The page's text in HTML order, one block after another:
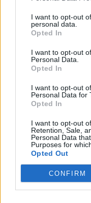
I want to opt-out
personal data.
Opted In
I want to opt-out
Personal Data.
Opted In
I want to opt-out
Personal Data for
Opted In
I want to opt-out
Retention, Sale,
Personal Data
Purposes for
Opted Out
CONFIRM
Νίκος
καμία
και
8 Αυγούστου 2026 14:57